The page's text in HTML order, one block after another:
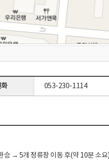
053-230-1114
→ 5개 정류장 이동 후(약 10분 소